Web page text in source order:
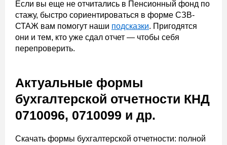
Если вы еще не отчитались в Пенсионный фонд по
стажу, быстро сориентироваться в форме СЗВ-
СТАЖ вам помогут наши подсказки. Пригодятся
они и тем, кто уже сдал отчет — чтобы себя
перепроверить.
Актуальные формы
бухгалтерской отчетности КНД
0710096, 0710099 и др.
Скачать формы бухгалтерской отчетности: полной